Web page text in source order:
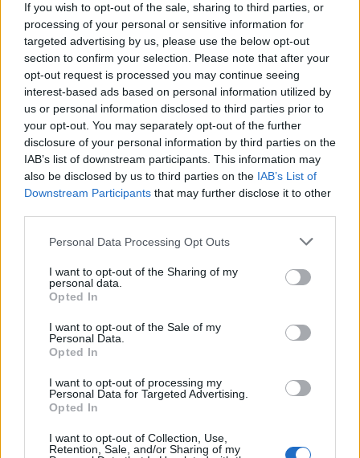
If you wish to opt-out of the sale, sharing to third parties, or
processing of your personal or sensitive information for
targeted advertising by us, please use the below opt-out
section to confirm your selection. Please note that after your
opt-out request is processed you may continue seeing
interest-based ads based on personal information utilized by
us or personal information disclosed to third parties prior to
your opt-out. You may separately opt-out of the further
disclosure of your personal information by third parties on the
IAB’s list of downstream participants. This information may
also be disclosed by us to third parties on the IAB’s List of
Downstream Participants that may further disclose it to other
Please note that this website/app uses one or more Google
not limited to your visit or usage behaviour. You may click to
grant or deny consent to Google and its third-party tags to
use your data for below specified purposes in below Google
consent section.
Personal Data Processing Opt Outs
I want to opt-out of the Sharing of my
personal data.
Opted In
I want to opt-out of the Sale of my
Personal Data.
Opted In
I want to opt-out of processing my
Personal Data for Targeted Advertising.
Opted In
I want to opt-out of Collection, Use,
Retention, Sale, and/or Sharing of my
Rendezőség felé, első sorban miattuk hozták meg ezt -
a szerintem logikusnak mondható - döntést az
illetékesek. a történet ezen része akár külön posztot is
érdemelhetne. Sokáig gondolkoztam, hogyan is
írhatnám le az itt látottakat... de Tóth István - a
Zemplén TV operatőre és szerkesztője szavaitól én
sem tudtam volna jobban megfogalmazni, arról nem is
beszélve, hogy ezek nem egy taknyos 21 éves lelkes
szurkoló (azaz nem az én szavaim), hanem egy
tapasztalt, sokat látott és a raliért már nagyon sokat
dolgozóé. Ettől függetlenül én is teljesen egyetértek
vele:
" Döbbenetes az a balhés réteg, aki megjelent
sem tudják hol vannak. Szép dolog a segítség, ám
ahogy ezek az emberek tették, az inkább a balhé
kedvéért ment, és sokszor csak a szerencsén múlott,
hogy mindenki épp bőrrel megúszta! De a
legdöbbenetesebb számomra az volt, mikor a 63-as
Lada bukásánál senki nem tudta még, hogy van-e
esetleg sérülése valamelyik versenyzőnek, akkor
örömtáncot jártak, és fényképeztették magukat az